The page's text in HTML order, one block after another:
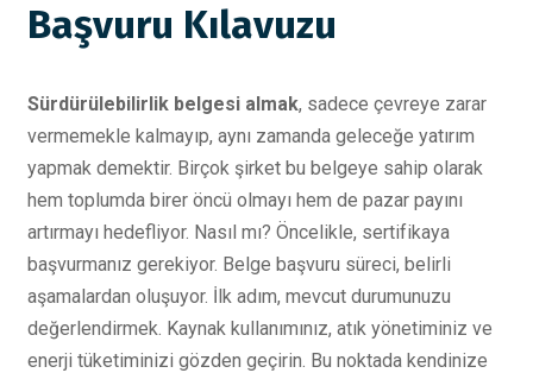
Başvuru Kılavuzu
Sürdürülebilirlik belgesi almak, sadece çevreye zarar
vermemekle kalmayıp, aynı zamanda geleceğe yatırım
yapmak demektir. Birçok şirket bu belgeye sahip olarak
hem toplumda birer öncü olmayı hem de pazar payını
artırmayı hedefliyor. Nasıl mı? Öncelikle, sertifikaya
başvurmanız gerekiyor. Belge başvuru süreci, belirli
aşamalardan oluşuyor. İlk adım, mevcut durumunuzu
değerlendirmek. Kaynak kullanımınız, atık yönetiminiz ve
enerji tüketiminizi gözden geçirin. Bu noktada kendinize